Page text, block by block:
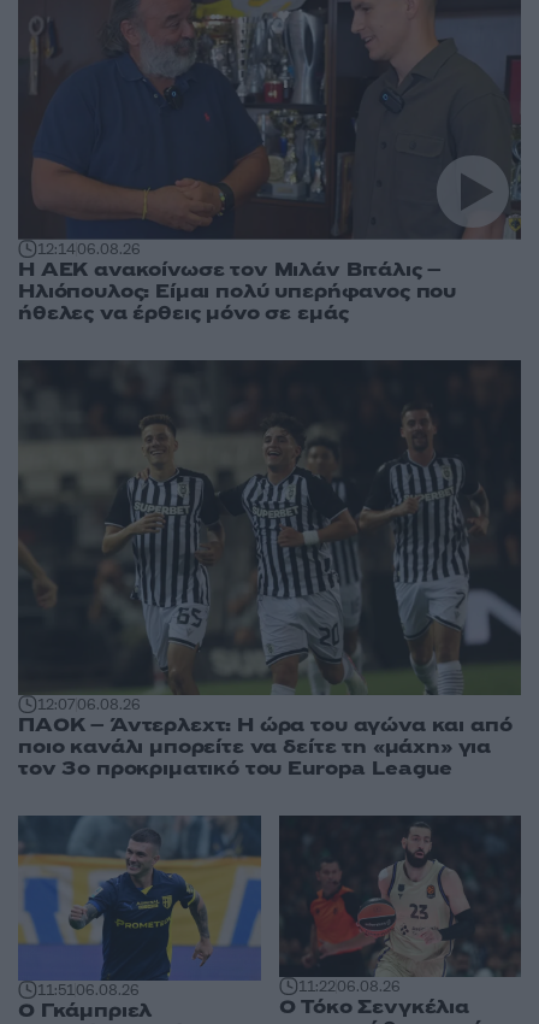
12:1406.08.26
Η ΑΕΚ ανακοίνωσε τον Μιλάν Βιτάλις –
Ηλιόπουλος: Είμαι πολύ υπερήφανος που
ήθελες να έρθεις μόνο σε εμάς
12:0706.08.26
ΠΑΟΚ – Άντερλεχτ: Η ώρα του αγώνα και από
ποιο κανάλι μπορείτε να δείτε τη «μάχη» για
τον 3ο προκριματικό του Europa League
11:5106.08.26
Ο Γκάμπριελ
11:2206.08.26
Ο Τόκο Σενγκέλια